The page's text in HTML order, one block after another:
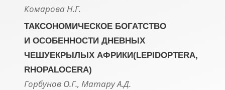
Комарова Н.Г.
ТАКСОНОМИЧЕСКОЕ БОГАТСТВО
И ОСОБЕННОСТИ ДНЕВНЫХ
ЧЕШУЕКРЫЛЫХ АФРИКИ(LEPIDOPTERA,
RHOPALOCERA)
Горбунов О.Г., Матару А.Д.